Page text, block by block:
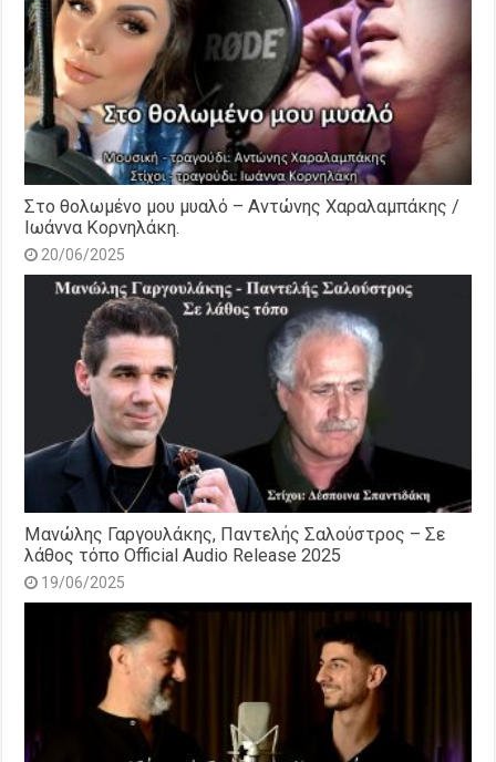
Στο θολωμένο μου μυαλό – Αντώνης Χαραλαμπάκης /
Ιωάννα Κορνηλάκη.
20/06/2025
Μανώλης Γαργουλάκης, Παντελής Σαλούστρος – Σε
λάθος τόπο Official Audio Release 2025
19/06/2025